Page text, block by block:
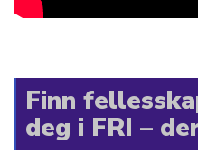
Finn
deg i FRI –